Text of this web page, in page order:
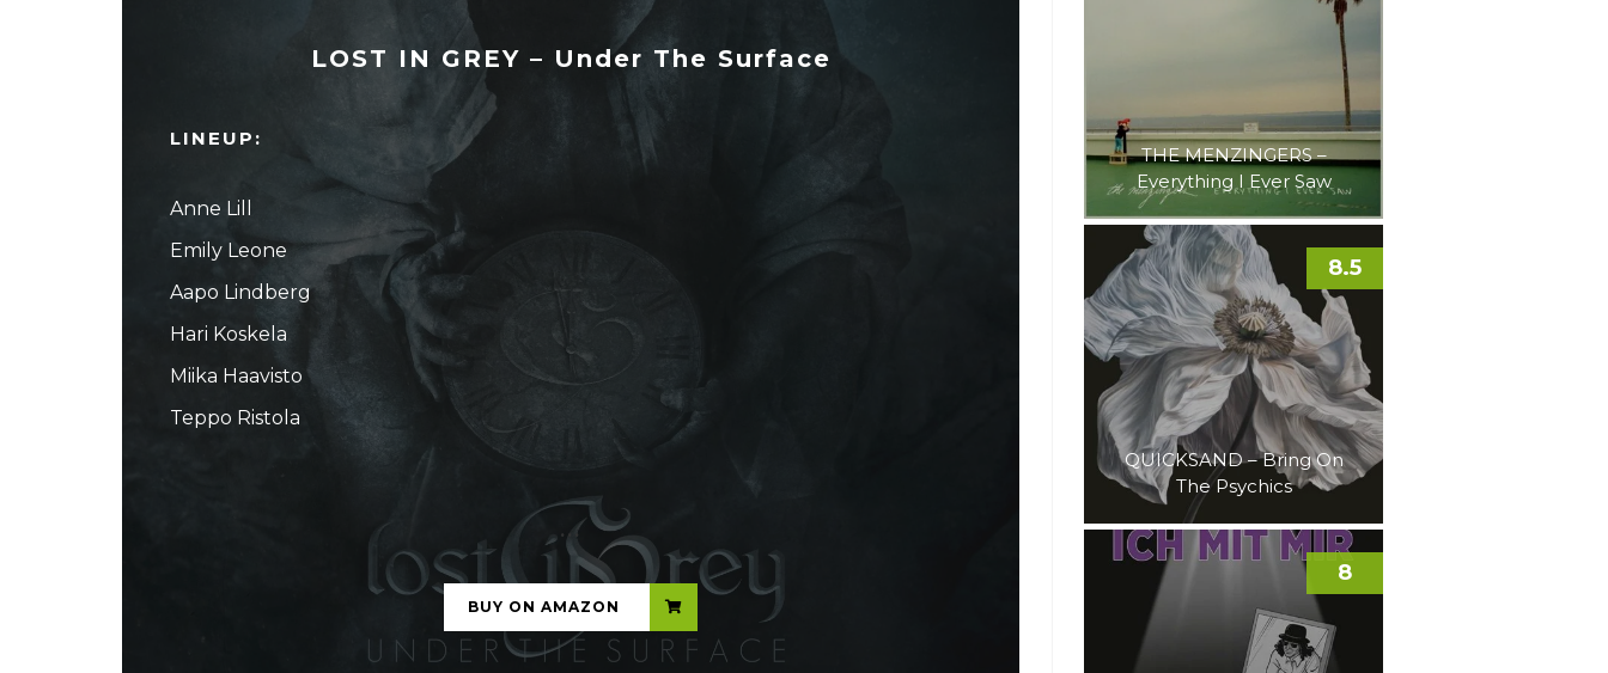
LOST IN GREY – Under The Surface
LINEUP:
Anne Lill
Emily Leone
Aapo Lindberg
Hari Koskela
Miika Haavisto
Teppo Ristola
...
BUY ON AMAZON
THE MENZINGERS –
Everything I Ever Saw
QUICKSAND – Bring On
The Psychics
8.5
8